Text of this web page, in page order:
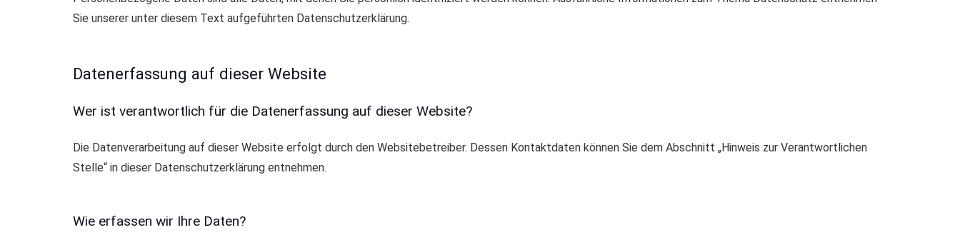
Sie unserer unter diesem Text aufgeführten Datenschutzerklärung.
Datenerfassung auf dieser Website
Wer ist verantwortlich für die Datenerfassung auf dieser Website?
Die Datenverarbeitung auf dieser Website erfolgt durch den Websitebetreiber. Dessen Kontaktdaten können Sie dem Abschnitt „Hinweis zur Verantwortlichen
Stelle“ in dieser Datenschutzerklärung entnehmen.
Wie erfassen wir Ihre Daten?